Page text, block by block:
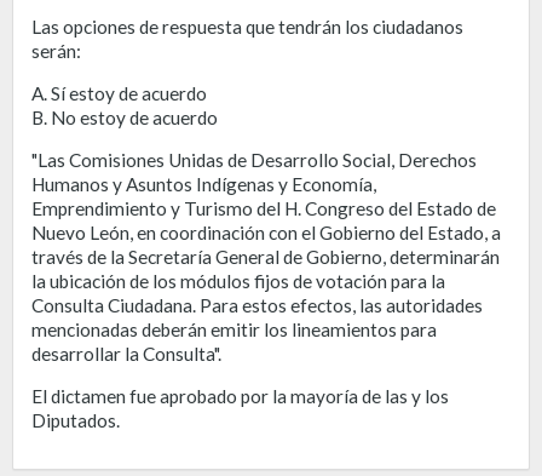
Las opciones de respuesta que tendrán los ciudadanos
serán:
A. Sí estoy de acuerdo
B. No estoy de acuerdo
"Las Comisiones Unidas de Desarrollo Social, Derechos
Humanos y Asuntos Indígenas y Economía,
Emprendimiento y Turismo del H. Congreso del Estado de
Nuevo León, en coordinación con el Gobierno del Estado, a
través de la Secretaría General de Gobierno, determinarán
la ubicación de los módulos fijos de votación para la
Consulta Ciudadana. Para estos efectos, las autoridades
mencionadas deberán emitir los lineamientos para
desarrollar la Consulta".
El dictamen fue aprobado por la mayoría de las y los
Diputados.